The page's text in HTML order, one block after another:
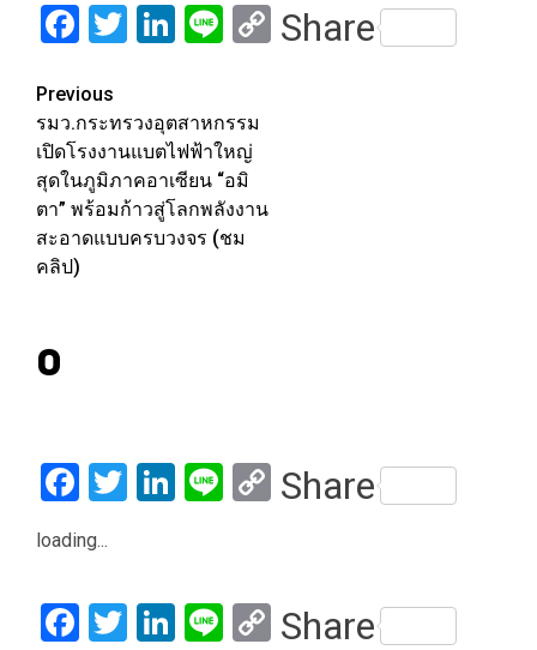
Facebook
Twitter
LinkedIn
LineCopy
Share
Post
navigation
Previous
รมว.กระทรวงอุตสาหกรรม
เปิดโรงงานแบตไฟฟ้าใหญ่
สุดในภูมิภาคอาเซียน “อมิ
ตา” พร้อมก้าวสู่โลกพลังงาน
สะอาดแบบครบวงจร (ชม
คลิป)
0
Facebook
Twitter
LinkedIn
LineCopy
Share
loading...
Facebook
Twitter
LinkedIn
LineCopy
Share